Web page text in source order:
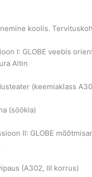
koolis.
I: GLOBE veebis
Altin
(keemiaklass
(söökla)
II: GLOBE
(A302, III korrus)